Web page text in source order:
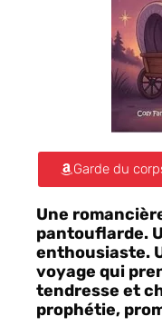
Garde du
Une
pantouflarde.
enthousiaste.
voyage qui
tendresse et
prophétie,